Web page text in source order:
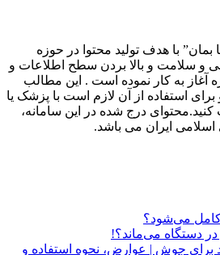
بمان” با هدف تولید محتوا در حوزه
و سلامت و بالا بردن سطح اطلاعات و
آغاز به کار نموده است . این مطالب
استفاده از آن لازم است با پزشک یا
درج شده در این سامانه،
ایران می باشد.
کامل می‌شود؟
دستگاه می‌ماند؟!
برای جوش | عوارض، نحوه استفاده و